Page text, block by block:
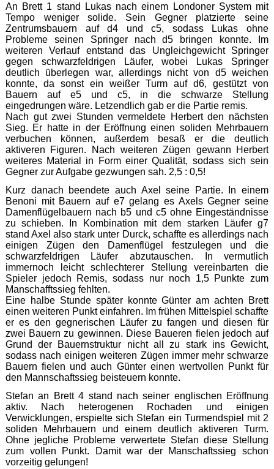
An Brett 1 stand Lukas nach einem Londoner System mit
Tempo weniger solide. Sein Gegner platzierte seine
Zentrumsbauern auf d4 und c5, sodass Lukas ohne
Probleme seinen Springer nach d5 bringen konnte. Im
weiteren Verlauf entstand das Ungleichgewicht Springer
gegen schwarzfeldrigen Läufer, wobei Lukas Springer
deutlich überlegen war, allerdings nicht von d5 weichen
konnte, da sonst ein weißer Turm auf d6, gestützt von
Bauern auf e5 und c5, in die schwarze Stellung
eingedrungen wäre. Letzendlich gab er die Partie remis.
Nach gut zwei Stunden vermeldete Herbert den nächsten
Sieg. Er hatte in der Eröffnung einen soliden Mehrbauern
verbuchen können, außerdem besaß er die deutlich
aktiveren Figuren. Nach weiteren Zügen gewann Herbert
weiteres Material in Form einer Qualität, sodass sich sein
Gegner zur Aufgabe gezwungen sah. 2,5 : 0,5!
Kurz danach beendete auch Axel seine Partie. In einem
Benoni mit Bauern auf e7 gelang es Axels Gegner seine
Damenflügelbauern nach b5 und c5 ohne Eingeständnisse
zu schieben. In Kombination mit dem starken Läufer g7
stand Axel also stark unter Durck, schaffte es allerdings nach
einigen Zügen den Damenflügel festzulegen und die
schwarzfeldrigen Läufer abzutauschen. In vermutlich
immernoch leicht schlechterer Stellung vereinbarten die
Spieler jedoch Remis, sodass nur noch 1,5 Punkte zum
Manschafftssieg fehlten.
Eine halbe Stunde später konnte Günter am achten Brett
einen weiteren Punkt einfahren. Im frühen Mittelspiel schaffte
er es den gegnerischen Läufer zu fangen und diesen für
zwei Bauern zu gewinnen. Diese Baueren fielen jedoch auf
Grund der Bauernstruktur nicht all zu stark ins Gewicht,
sodass nach einigen weiteren Zügen immer mehr schwarze
Bauern fielen und auch Günter einen wertvollen Punkt für
den Mannschaftssieg beisteuern konnte.
Stefan an Brett 4 stand nach seiner englischen Eröffnung
aktiv. Nach heterogenen Rochaden und einigen
Verwicklungen, erspielte sich Stefan ein Turmendspiel mit 2
soliden Mehrbauern und einem deutlich aktiveren Turm.
Ohne jegliche Probleme verwertete Stefan diese Stellung
zum vollen Punkt. Damit war der Manschaftssieg schon
vorzeitig gelungen!